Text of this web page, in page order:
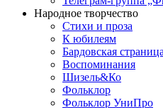
Народное творчество
Стихи и проза
К юбилеям
Бардовская страница
Воспоминания
Шизель&Ко
Фольклор
Фольклор УниПро